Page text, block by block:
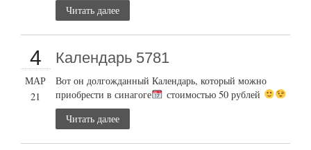
Читать далее
4
МАР
21
Календарь 5781
Вот он долгожданный Календарь, который можно
приобрести в синагоге
стоимостью 50 рублей
Читать далее